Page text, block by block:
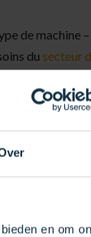
en om
de machine
du secteur
les produits